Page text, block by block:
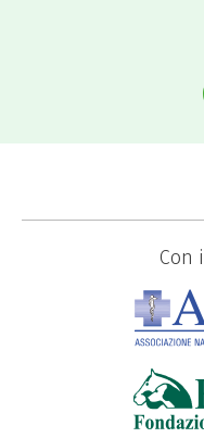
Con